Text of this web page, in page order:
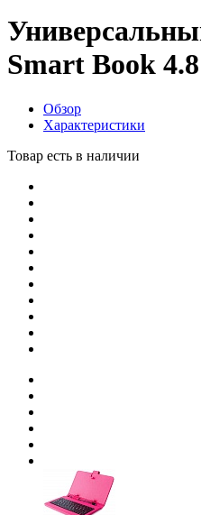
Smart Book
Обзор
Характеристики
Товар есть в наличии